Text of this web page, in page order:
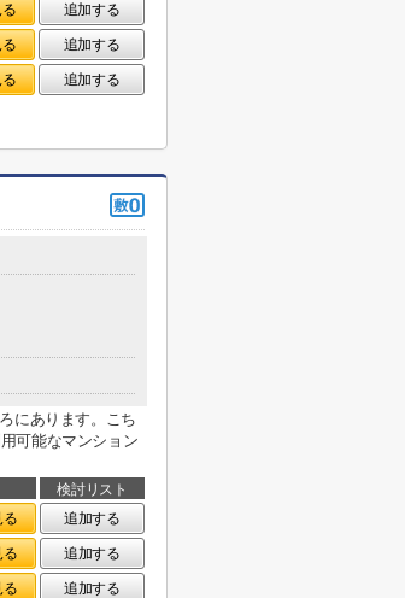
追加する
追加する
追加する
にあります。こち
可能なマンション
検討リスト
る
追加する
る
追加する
る 追加する